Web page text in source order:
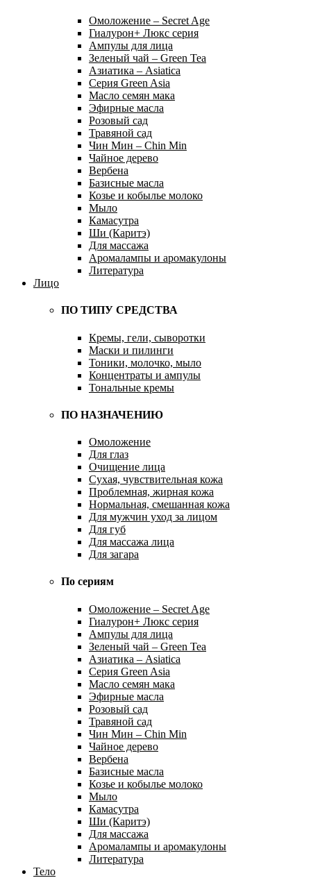
Омоложение – Secret Age
Гиалурон+ Люкс серия
Ампулы для лица
Зеленый чай – Green Tea
Азиатика – Asiatica
Серия Green Asia
Масло семян мака
Эфирные масла
Розовый сад
Травяной сад
Чин Мин – Chin Min
Чайное дерево
Вербена
Базисные масла
Козье и кобылье молоко
Мыло
Камасутра
Ши (Каритэ)
Для массажа
Аромалампы и аромакулоны
Литература
Лицо
ПО ТИПУ СРЕДСТВА
Кремы, гели, сыворотки
Маски и пилинги
Тоники, молочко, мыло
Концентраты и ампулы
Тональные кремы
ПО НАЗНАЧЕНИЮ
Омоложение
Для глаз
Очищение лица
Сухая, чувствительная кожа
Проблемная, жирная кожа
Нормальная, смешанная кожа
Для мужчин уход за лицом
Для губ
Для массажа лица
Для загара
По сериям
Омоложение – Secret Age
Гиалурон+ Люкс серия
Ампулы для лица
Зеленый чай – Green Tea
Азиатика – Asiatica
Серия Green Asia
Масло семян мака
Эфирные масла
Розовый сад
Травяной сад
Чин Мин – Chin Min
Чайное дерево
Вербена
Базисные масла
Козье и кобылье молоко
Мыло
Камасутра
Ши (Каритэ)
Для массажа
Аромалампы и аромакулоны
Литература
Тело